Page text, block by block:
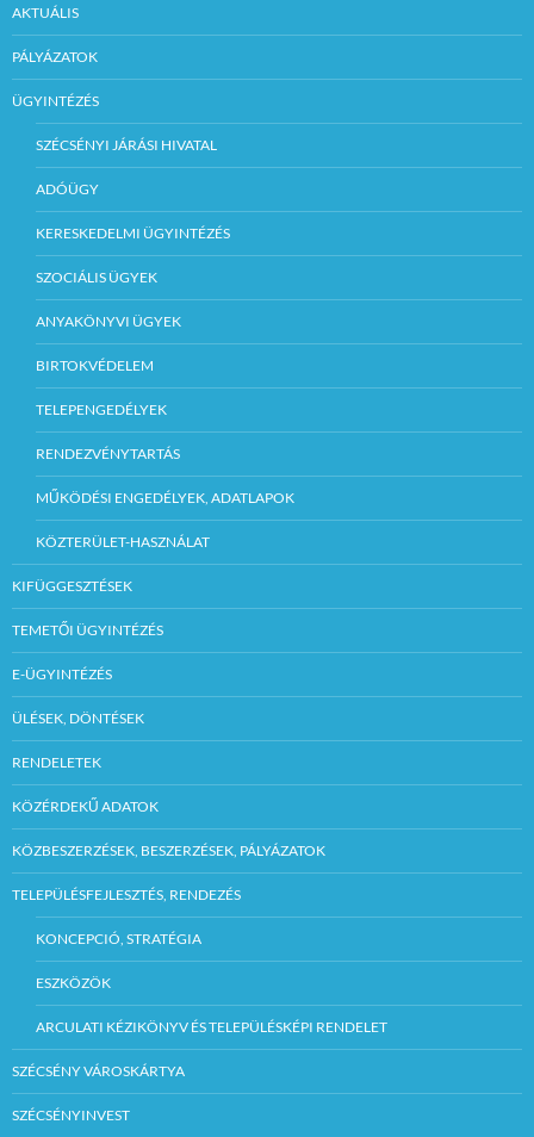
AKTUÁLIS
PÁLYÁZATOK
ÜGYINTÉZÉS
SZÉCSÉNYI JÁRÁSI HIVATAL
ADÓÜGY
KERESKEDELMI ÜGYINTÉZÉS
SZOCIÁLIS ÜGYEK
ANYAKÖNYVI ÜGYEK
BIRTOKVÉDELEM
TELEPENGEDÉLYEK
RENDEZVÉNYTARTÁS
MŰKÖDÉSI ENGEDÉLYEK, ADATLAPOK
KÖZTERÜLET-HASZNÁLAT
KIFÜGGESZTÉSEK
TEMETŐI ÜGYINTÉZÉS
E-ÜGYINTÉZÉS
ÜLÉSEK, DÖNTÉSEK
RENDELETEK
KÖZÉRDEKŰ ADATOK
KÖZBESZERZÉSEK, BESZERZÉSEK, PÁLYÁZATOK
TELEPÜLÉSFEJLESZTÉS, RENDEZÉS
KONCEPCIÓ, STRATÉGIA
ESZKÖZÖK
ARCULATI KÉZIKÖNYV ÉS TELEPÜLÉSKÉPI RENDELET
SZÉCSÉNY VÁROSKÁRTYA
SZÉCSÉNYINVEST